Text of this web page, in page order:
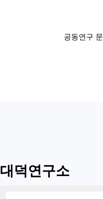
공동연구 문
대덕연구소